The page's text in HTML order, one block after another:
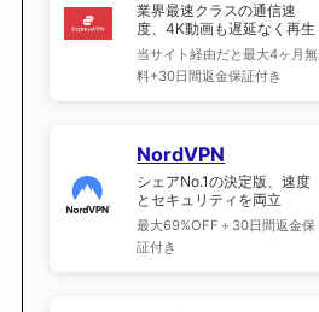
業界最速クラスの通信速
度、4K動画も遅延なく再生
当サイト経由だと最大4ヶ月無
料+30日間返金保証付き
NordVPN
シェアNo.1の決定版、速度
とセキュリティを両立
最大69%OFF＋30日間返金保
証付き